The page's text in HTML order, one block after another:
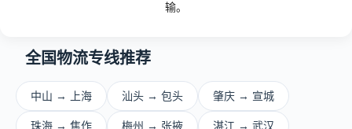
输。
全国物流专线推荐
中山 → 上海 汕头 → 包头 肇庆 → 宣城
珠海 → 焦作 梅州 → 张掖 湛江 → 武汉